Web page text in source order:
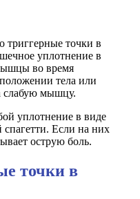
триггерные точки в
уплотнение в
во время
тела или
слабую мышцу.
уплотнение в виде
Если на них
острую боль.
точки в